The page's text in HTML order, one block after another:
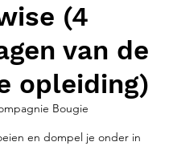
(4
van de
opleiding)
Bougie
en dompel je onder in